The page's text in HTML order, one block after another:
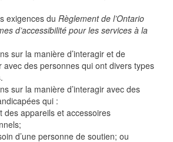
exigences du Règlement de l’Ontario
d’accessibilité pour les services à la
sur la manière d’interagir et de
avec des personnes qui ont divers types
sur la manière d’interagir avec des
qui :
des appareils et accessoires
d’une personne de soutien; ou